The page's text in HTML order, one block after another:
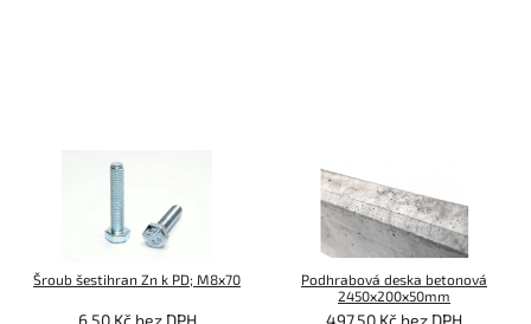
Šroub šestihran Zn k PD; M8x70
6,50 Kč bez DPH
Podhrabová deska betonová
2450x200x50mm
497,50 Kč bez DPH